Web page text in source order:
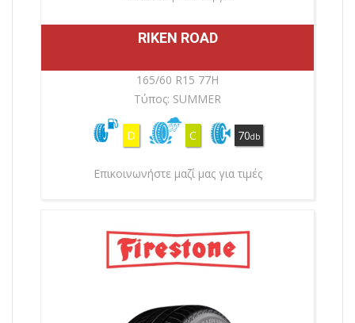
RIKEN ROAD
165/60 R15 77H
Τύπος: SUMMER
D C 70db
Επικοινωνήστε μαζί μας για τιμές